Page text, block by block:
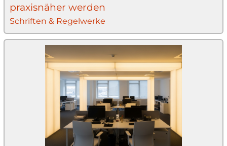
praxisnäher werden
Schriften & Regelwerke